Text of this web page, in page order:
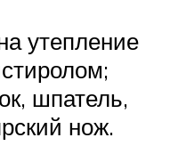
утепление
шпатель,
нож.